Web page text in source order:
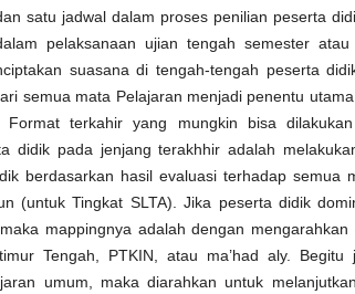
satu jadwaldalam proses penilian peserta
pelaksanaan ujiantengah semesteratau
suasana ditengah-tengah peserta
semua mata Pelajaran menjadi penentu utama
Formatterkahir yang mungkin bisa dilakukan
didikpada jenjang terakhhir adalah
berdasarkan hasil evaluasi terhadap semua
(untuk Tingkat SLTA). Jika peserta didik
maka mappingnya adalah dengan mengarahkan
timurTengah, PTKIN, atau ma’had aly. Begitu
umum maka diarahkan untuk melanjutkan